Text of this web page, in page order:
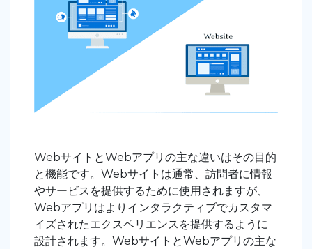
WebサイトとWebアプリの主な違いはその目的
と機能です。Webサイトは通常、訪問者に情報
やサービスを提供するために使用されますが、
Webアプリはよりインタラクティブでカスタマ
イズされたエクスペリエンスを提供するように
設計されます。WebサイトとWebアプリの主な